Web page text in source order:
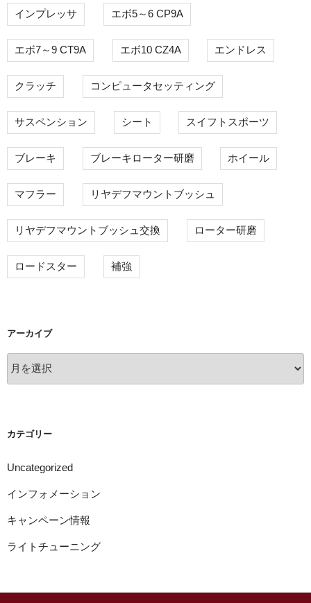
インプレッサ エボ5～6 CP9A
エボ7～9 CT9A エボ10 CZ4A エンドレス
クラッチ コンピュータセッティング
サスペンション シート スイフトスポーツ
ブレーキ ブレーキローター研磨 ホイール
マフラー リヤデフマウントブッシュ
リヤデフマウントブッシュ交換 ローター研磨
ロードスター 補強
アーカイブ
ー
カテゴリー
Uncategorized
インフォメーション
キャンペーン情報
ライトチューニング